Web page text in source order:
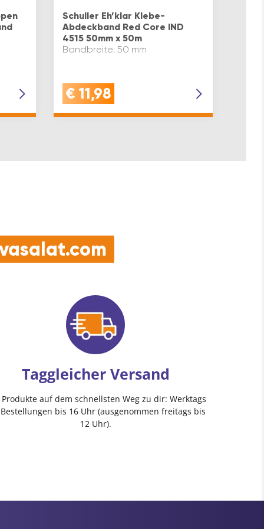
Schuller Eh’klar Klebe-
Abdeckband Red Core IND
4515 50mm x 50m
Bandbreite: 50 mm
€ 11,98
Taggleicher Versand
auf dem schnellsten Weg zu dir: Werktags
bis 16 Uhr (ausgenommen freitags bis
12 Uhr).